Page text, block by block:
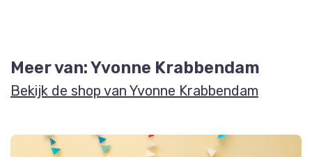
Meer van: Yvonne Krabbendam
Bekijk de shop van Yvonne Krabbendam